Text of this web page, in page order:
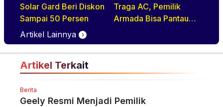
Solar Gard Beri Diskon
Sampai 50 Persen
Traga AC, Pemilik
Armada Bisa Pantau
Realtime
Artikel Lainnya
Artikel Terkait
Berita
Geely Resmi Menjadi Pemilik